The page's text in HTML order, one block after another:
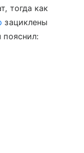
тогда как
зациклены
пояснил: